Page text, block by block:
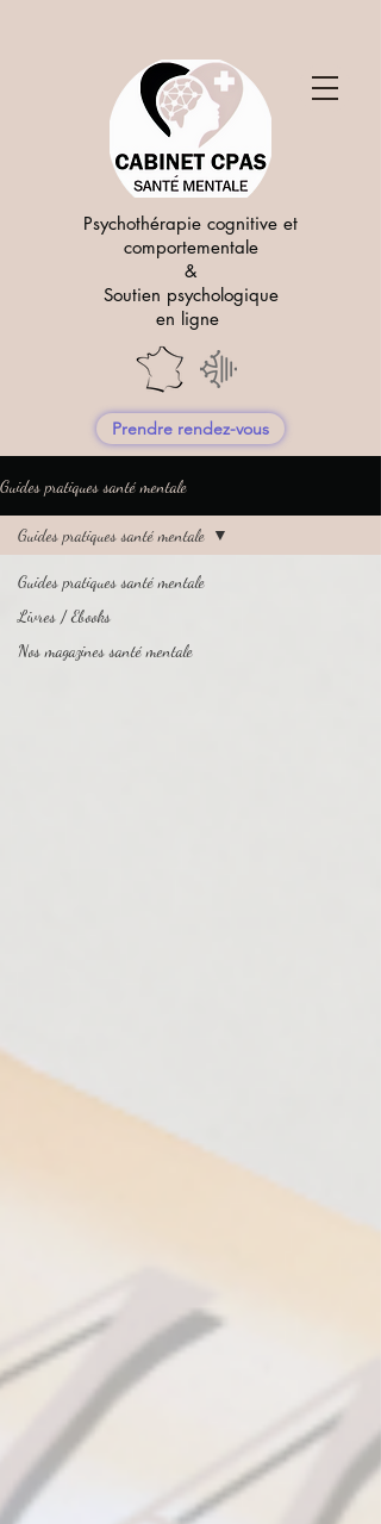
Psychothérapie cognitive et
comportementale
&
Soutien psychologique
en ligne
Prendre rendez-vous
Guides pratiques santé mentale
Guides pratiques santé mentale
Livres / Ebooks
Nos magazines santé mentale
Guides pratiques santé mentale